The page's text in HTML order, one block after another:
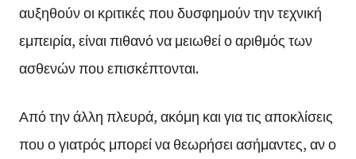
αυξηθούν οι κριτικές που δυσφημούν την τεχνική
εμπειρία, είναι πιθανό να μειωθεί ο αριθμός των
ασθενών που επισκέπτονται.
Από την άλλη πλευρά, ακόμη και για τις αποκλίσεις
που ο γιατρός μπορεί να θεωρήσει ασήμαντες, αν ο